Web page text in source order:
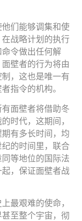
们能够调集和使
战略计划的执行
令做出任何解
壁者的行为将由
，这也是唯一有
指令的机构。
面壁者将借助冬
时代，这期间，
有多长时间，均
的时间里，联合
等地位的国际法
，保证面壁者战
最艰难的使命，
至整个宇宙，彻